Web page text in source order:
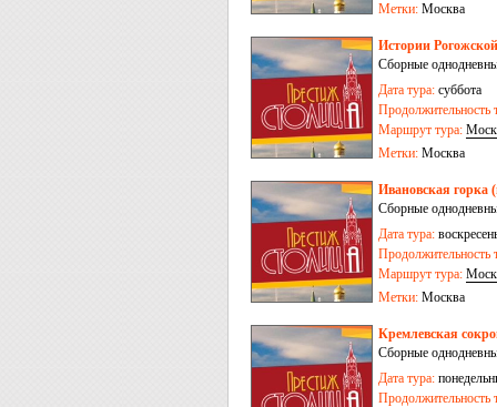
Метки: Москва
Истории
Сборные
Дата тура: суббота
Продолжительность
Маршрут тура:
Метки: Москва
Ивановская горка
Сборные
Дата тура:
Продолжительность
Маршрут тура:
Метки: Москва
Кремлевская
Сборные
Дата тура:
Продолжительность